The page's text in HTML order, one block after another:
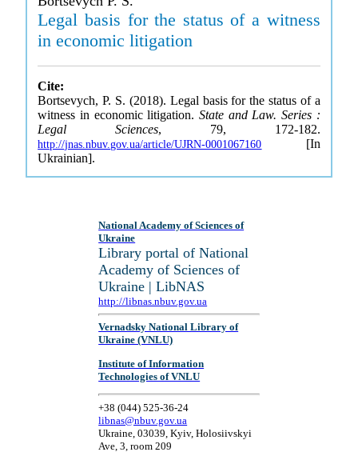
Legal basis for the status of a witness
in economic litigation
Cite:
Bortsevych, P. S. (2018). Legal basis for the status of a
witness in economic litigation. State and Law. Series :
Legal Sciences, 79, 172-182.
http://jnas.nbuv.gov.ua/article/UJRN-0001067160 [In
Ukrainian].
National Academy of Sciences of
Ukraine
Library portal of National
Academy of Sciences of
Ukraine | LibNAS
http://libnas.nbuv.gov.ua
Vernadsky National Library of
Ukraine (VNLU)
Institute of Information
Technologies of VNLU
+38 (044) 525-36-24
libnas@nbuv.gov.ua
Ukraine, 03039, Kyiv, Holosiivskyi
Ave, 3, room 209